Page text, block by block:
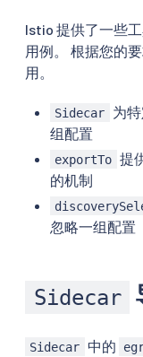
Istio 提供了一些
用例。 根据您的
用。
Sidecar 为
组配置
exportTo 提
的机制
忽略一组配置
Sidecar
Sidecar 中的